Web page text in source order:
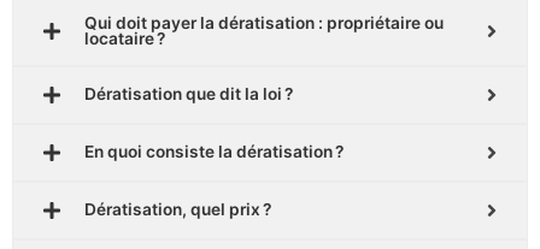
Qui doit payer la dératisation : propriétaire ou
locataire ?
Dératisation que dit la loi ?
En quoi consiste la dératisation ?
Dératisation, quel prix ?